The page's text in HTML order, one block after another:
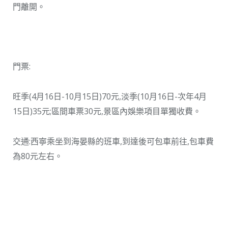
門離開。
門票:
旺季(4月16日-10月15日)70元,淡季(10月16日-次年4月
15日)35元;區間車票30元,景區內娛樂項目單獨收費。
交通:西寧乘坐到海晏縣的班車,到達後可包車前往,包車費
為80元左右。